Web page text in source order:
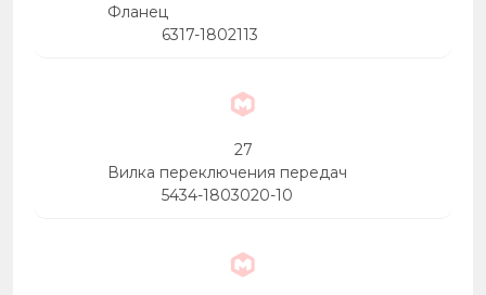
Фланец
6317-1802113
27
Вилка переключения передач
5434-1803020-10